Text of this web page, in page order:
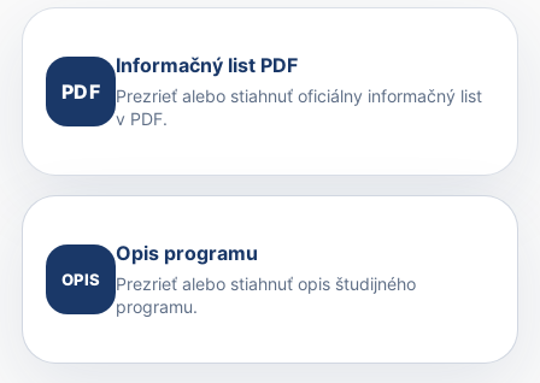
PDF
Informačný list PDF
Prezrieť alebo stiahnuť oficiálny informačný list
v PDF.
OPIS
Opis programu
Prezrieť alebo stiahnuť opis študijného
programu.